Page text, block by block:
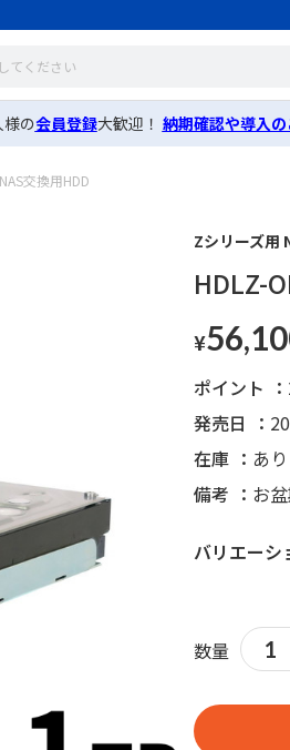
の会員登録大歓迎！ 納期確認や導入
交換用HDD
Zシリーズ用
HDLZ-
¥
発売日
ポイント
在庫
あり
備考
お
数量